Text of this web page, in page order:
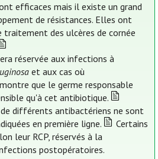
efficaces mais il existe un grand
de résistances. Elles ont
traitement des ulcères de cornée
réservée aux infections à
et aux cas où
que le germe responsable
qu'à cet antibiotique.
différents antibactériens ne sont
en première ligne.
Certains
leur RCP, réservés à la
postopératoires.